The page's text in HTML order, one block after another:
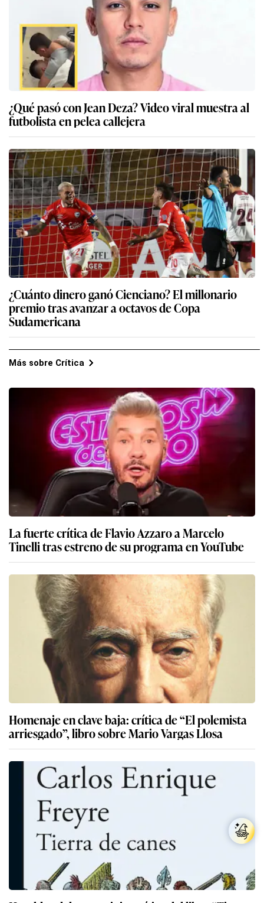
¿Qué pasó con Jean Deza? Video viral muestra al
futbolista en pelea callejera
¿Cuánto dinero ganó Cienciano? El millonario
premio tras avanzar a octavos de Copa
Sudamericana
Más sobre Crítica
La fuerte crítica de Flavio Azzaro a Marcelo
Tinelli tras estreno de su programa en YouTube
Homenaje en clave baja: crítica de “El polemista
arriesgado”, libro sobre Mario Vargas Llosa